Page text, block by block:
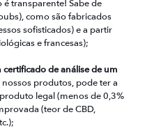
transparente! Sabe de
como são fabricados
sofisticados) e a partir
e francesas);
de análise de um
produtos, pode ter a
legal (menos de 0,3%
(teor de CBD,